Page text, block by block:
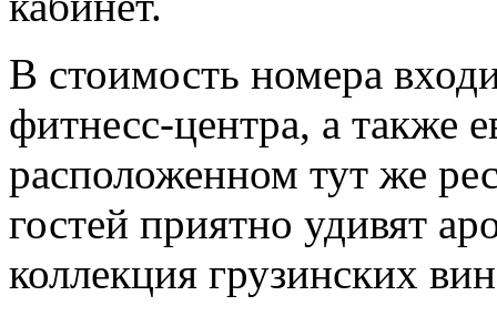
В стоимость номера
фитнесс-центра, а также
расположенном тут же
гостей приятно удивят
коллекция грузинских